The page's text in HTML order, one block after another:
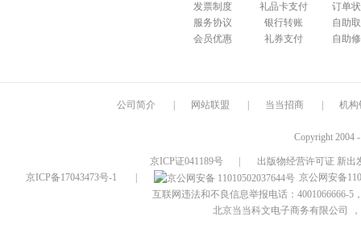
发票制度
服务协议
会员优惠
礼品卡支付
银行转账
礼券支付
订单
自助
自助
公司简介 网站联盟 当当招商 机构
Copyright 2004
京ICP证041189号
出版物经营许可证 新出
京ICP备17043473号-1
京公网安备
互联网违法和不良信息举报电话：4001066666-5
北京当当科文电子商务有限公司